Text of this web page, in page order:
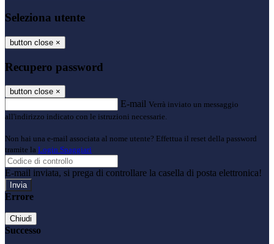
Seleziona utente
button close ×
Recupero password
button close ×
E-mail Verrà inviato un messaggio
all'indirizzo indicato con le istruzioni necessarie.
Non hai una e-mail associata al nome utente? Effettua il reset della password
tramite la Login Spaggiari
E-mail inviata, si prega di controllare la casella di posta elettronica!
Errore
Chiudi
Successo